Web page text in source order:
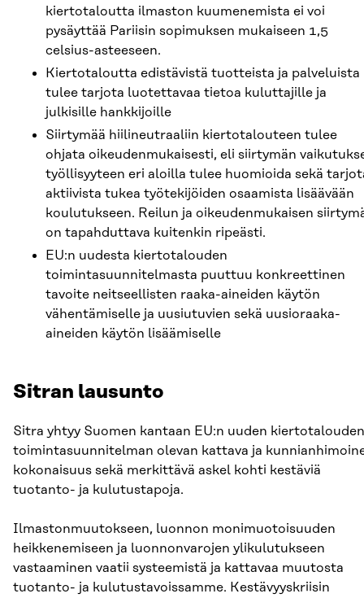
kiertotaloutta ilmaston kuumenemista ei voi
pysäyttää Pariisin sopimuksen mukaiseen 1,5
celsius-asteeseen.
Kiertotaloutta edistävistä tuotteista ja palveluista
tulee tarjota luotettavaa tietoa kuluttajille ja
julkisille hankkijoille
Siirtymää hiilineutraaliin kiertotalouteen tulee
ohjata oikeudenmukaisesti, eli siirtymän
työllisyyteen eri aloilla tulee huomioida sekä
aktiivista tukea työtekijöiden osaamista lisäävään
koulutukseen. Reilun ja oikeudenmukaisen
on tapahduttava kuitenkin ripeästi.
EU:n uudesta kiertotalouden
toimintasuunnitelmasta puuttuu konkreettinen
tavoite neitseellisten raaka-aineiden käytön
vähentämiselle ja uusiutuvien sekä uusioraaka-
aineiden käytön lisäämiselle
Sitran lausunto
Sitra yhtyy Suomen kantaan EU:n uuden kiertotalouden
toimintasuunnitelman olevan kattava ja
kokonaisuus sekä merkittävä askel kohti kestäviä
tuotanto- ja kulutustapoja.
Ilmastonmuutokseen, luonnon monimuotoisuuden
heikkenemiseen ja luonnonvarojen ylikulutukseen
vastaaminen vaatii systeemistä ja kattavaa muutosta
tuotanto- ja kulutustavoissamme. Kestävyyskriisin